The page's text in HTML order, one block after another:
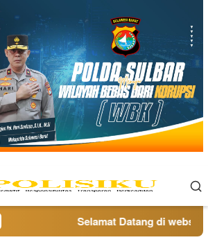
Selamat Datang di website